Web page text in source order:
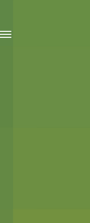
Toggle